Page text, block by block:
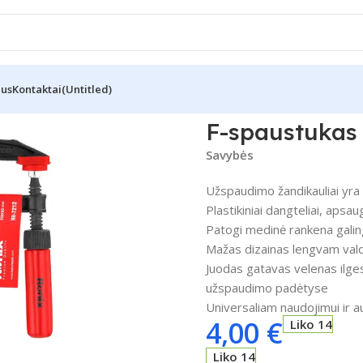
Kontaktai(Untitled)
F-spaustukas
Savybės
Užspaudimo žandikauliai
Plastikiniai dangteliai,
Patogi medinė rankena
Mažas dizainas lengvam
Juodas gatavas velenas
užspaudimo padėtyse
Universaliam naudojimui ir
4,00 € Liko 14
Liko 14